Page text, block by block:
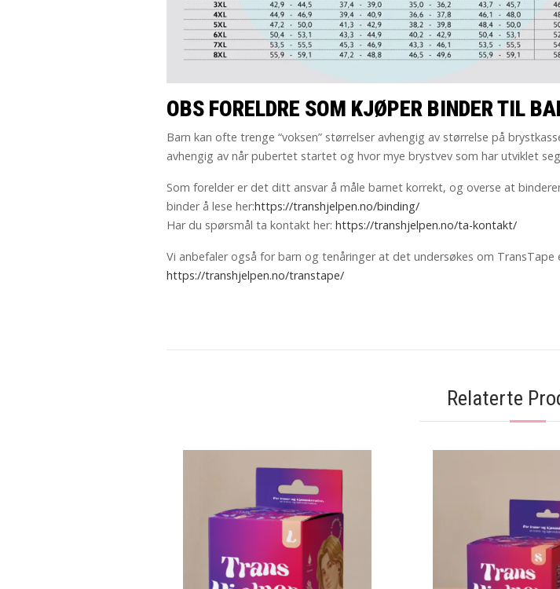
OBS FORELDRE SOM KJØPER BINDER TIL
Barn kan ofte trenge “voksen” størrelser avhengig av størrelse på
avhengig av når pubertet startet og hvor mye brystvev som har utviklet
Som forelder er det ditt ansvar å måle barnet korrekt, og overse at
binder å lese her:https://transhjelpen.no/binding/
Har du spørsmål ta kontakt her: https://transhjelpen.no/ta-kontakt/
Vi anbefaler også for barn og tenåringer at det undersøkes om TransTape
https://transhjelpen.no/transtape/
Relaterte